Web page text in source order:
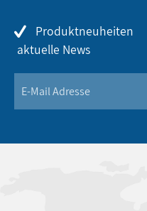
Produktneuheiten
aktuelle News